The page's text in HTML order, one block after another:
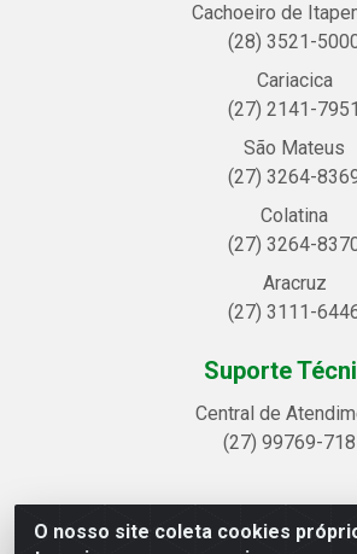
O nosso site coleta cookies
Cachoeiro de
(28) 3521-
Cariacica
(27) 2141-7951
São Mateus
(27) 3264-
Colatina
(27) 3264-
Aracruz
(27) 3111-
Suporte
Central de
(27) 99769-
Linhavix Distribuidora LTDA -